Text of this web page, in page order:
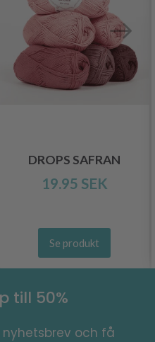
DROPS SAFRAN
19.95 SEK
Se produkt
till 50%
och få